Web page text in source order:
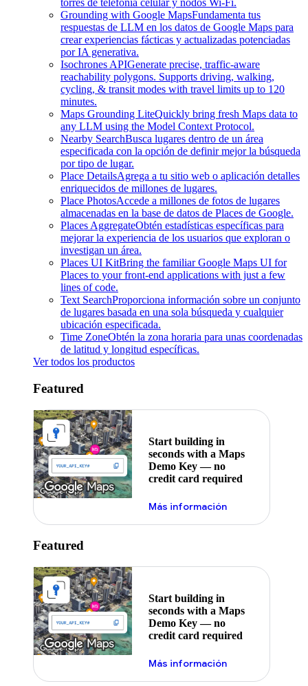
torres de telefonía celular y nodos Wi-Fi.
Grounding with Google MapsFundamenta tus
respuestas de LLM en los datos de Google Maps para
crear experiencias fácticas y actualizadas potenciadas
por IA generativa.
Isochrones APIGenerate precise, traffic-aware
reachability polygons. Supports driving, walking,
cycling, & transit modes with travel limits up to 120
minutes.
Maps Grounding LiteQuickly bring fresh Maps data to
any LLM using the Model Context Protocol.
Nearby SearchBusca lugares dentro de un área
especificada con la opción de definir mejor la búsqueda
por tipo de lugar.
Place DetailsAgrega a tu sitio web o aplicación detalles
enriquecidos de millones de lugares.
Place PhotosAccede a millones de fotos de lugares
almacenadas en la base de datos de Places de Google.
Places AggregateObtén estadísticas específicas para
mejorar la experiencia de los usuarios que exploran o
investigan un área.
Places UI KitBring the familiar Google Maps UI for
Places to your front-end applications with just a few
lines of code.
Text SearchProporciona información sobre un conjunto
de lugares basada en una sola búsqueda y cualquier
ubicación especificada.
Time ZoneObtén la zona horaria para unas coordenadas
de latitud y longitud específicas.
Ver todos los productos
Featured
Start building in
seconds with a Maps
Demo Key — no
credit card required
Más información
Featured
Start building in
seconds with a Maps
Demo Key — no
credit card required
Más información